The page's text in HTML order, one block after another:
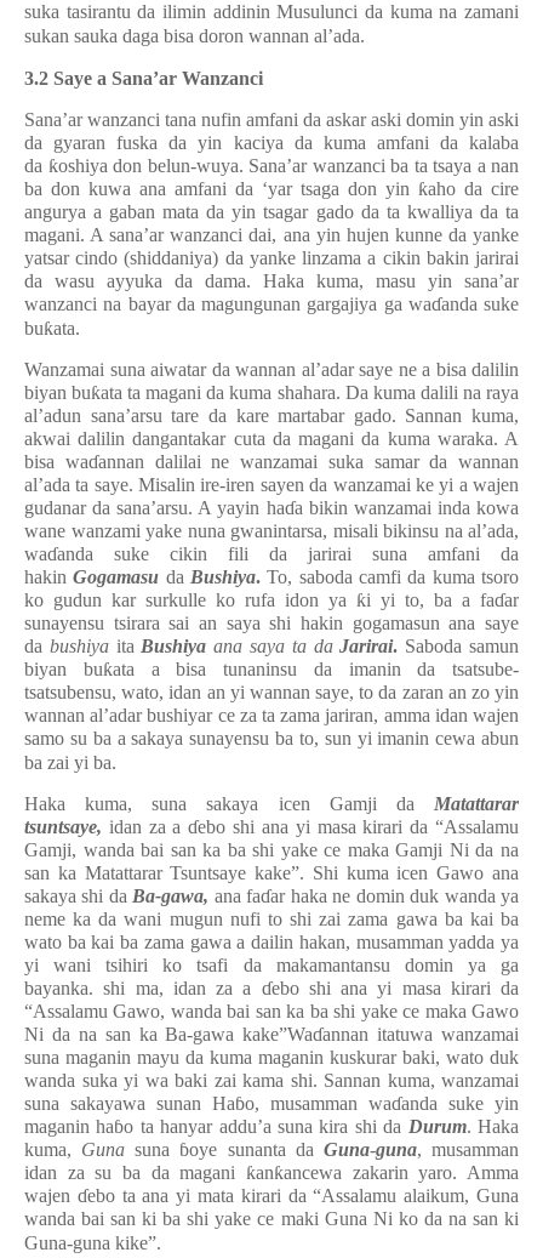
suka tasirantu da ilimin addinin Musulunci da kuma na zamani
sukan sauka daga bisa doron wannan al’ada.
3.2 Saye a Sana’ar Wanzanci
Sana’ar wanzanci tana nufin amfani da askar aski domin yin aski
da gyaran fuska da yin kaciya da kuma amfani da kalaba
da ƙoshiya don belun-wuya. Sana’ar wanzanci ba ta tsaya a nan
ba don kuwa ana amfani da ‘yar tsaga don yin ƙaho da cire
angurya a gaban mata da yin tsagar gado da ta kwalliya da ta
magani. A sana’ar wanzanci dai, ana yin hujen kunne da yanke
yatsar cindo (shiddaniya) da yanke linzama a cikin bakin jarirai
da wasu ayyuka da dama. Haka kuma, masu yin sana’ar
wanzanci na bayar da magungunan gargajiya ga waɗanda suke
buƙata.
Wanzamai suna aiwatar da wannan al’adar saye ne a bisa dalilin
biyan buƙata ta magani da kuma shahara. Da kuma dalili na raya
al’adun sana’arsu tare da kare martabar gado. Sannan kuma,
akwai dalilin dangantakar cuta da magani da kuma waraka. A
bisa waɗannan dalilai ne wanzamai suka samar da wannan
al’ada ta saye. Misalin ire-iren sayen da wanzamai ke yi a wajen
gudanar da sana’arsu. A yayin haɗa bikin wanzamai inda kowa
wane wanzami yake nuna gwanintarsa, misali bikinsu na al’ada,
waɗanda suke cikin fili da jarirai suna amfani da
hakinGogamasu da Bushiya.To, saboda camfi da kuma tsoro
ko gudun kar surkulle ko rufa idon ya ƙi yi to, ba a faɗar
sunayensu tsirara sai an saya shi hakin gogamasun ana saye
da bushiyaita Bushiyaana saya ta daJarirai. Saboda samun
biyan buƙata a bisa tunaninsu da imanin da tsatsube-
tsatsubensu, wato, idan an yi wannan saye, to da zaran an zo yin
wannan al’adar bushiyar ce za ta zama jariran, amma idan wajen
samo su ba a sakaya sunayensu ba to, sun yi imanin cewa abun
ba zai yi ba.
Haka kuma, suna sakaya icen Gamji da Matattarar
tsuntsaye, idan za aɗebo shi ana yi masa kirari da “Assalamu
Gamji, wanda bai san ka ba shi yake ce maka Gamji Ni da na
san ka Matattarar Tsuntsaye kake”. Shi kuma icen Gawo ana
sakaya shi da Ba-gawa, ana faɗar haka ne domin duk wanda ya
neme ka da wani mugun nufi to shi zai zama gawa ba kai ba
wato ba kai ba zama gawa a dailin hakan, musamman yadda ya
yi wani tsihiri ko tsafi da makamantansu domin ya ga
bayanka. shi ma, idan za a ɗebo shi ana yi masa kirari da
“Assalamu Gawo, wanda bai san ka ba shi yake ce maka Gawo
Ni da na san ka Ba-gawa kake”Waɗannan itatuwa wanzamai
suna maganin mayu da kuma maganin kuskurar baki, wato duk
wanda suka yi wa baki zai kama shi. Sannan kuma, wanzamai
suna sakayawa sunan Haɓo, musamman waɗanda suke yin
maganin haɓo ta hanyar addu’a suna kira shi da Durum. Haka
kuma, Guna suna ɓoye sunanta da Guna-guna, musamman
idan za su ba da magani ƙanƙancewa zakarin yaro. Amma
wajen ɗebo ta ana yi mata kirari da “Assalamu alaikum, Guna
wanda bai san ki ba shi yake ce maki Guna Ni ko da na san ki
Guna-guna kike”.